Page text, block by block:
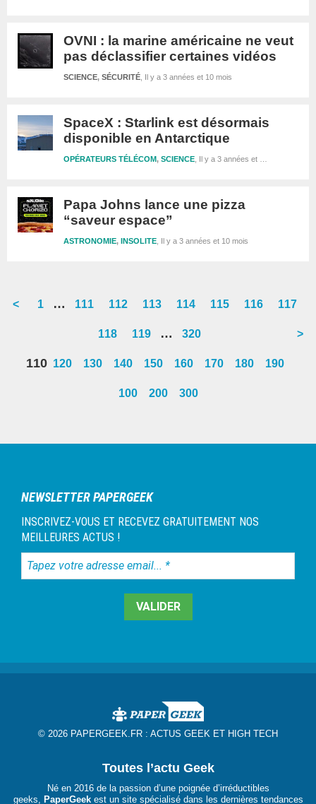
OVNI : la marine américaine ne veut
pas déclassifier certaines vidéos
Il y a 3 années et 10 mois
SCIENCE, SÉCURITÉ
SpaceX : Starlink est désormais
disponible en Antarctique
Il y a 3 années et 10 mois
OPÉRATEURS TÉLÉCOM, SCIENCE
Papa Johns lance une pizza
“saveur espace”
Il y a 3 années et 10 mois
ASTRONOMIE, INSOLITE
<
Go
1
Interim
…
Go
page
111
Go
page
112
Go
page
113
Go
page
114
Go
115
Go
116
Go
page
117
Go
page
118
Go
page
119
Interim
omitted
…
Go
page
320 >
110 120 130 140 150 160 170 180 190
100 200 300
latérale
NEWSLETTER PAPERGEEK
INSCRIVEZ-VOUS ET RECEVEZ GRATUITEMENT NOS
MEILLEURES ACTUS !
Tapez
votre
© 2026 PAPERGEEK.FR : ACTUS GEEK ET HIGH TECH
Toutes l’actu Geek
Né en 2016 de la passion d’une poignée d’irréductibles
geeks, PaperGeekest un site spécialisé dans les dernières tendances